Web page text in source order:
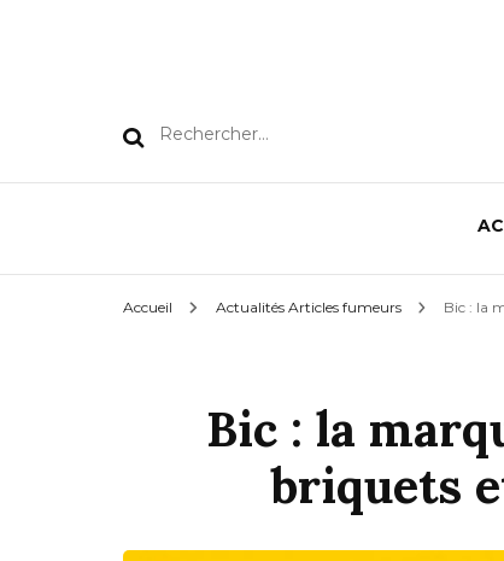
Rechercher :
Accueil Actualités Articles fumeurs Bic : la
Bic : la
briquets